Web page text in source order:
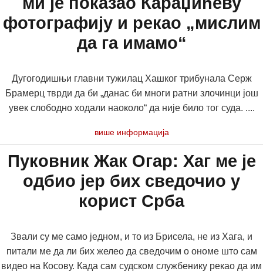
фотографију и рекао „мислим
да га имамо“
Дугогодишњи главни тужилац Хашког трибунала Серж
Брамерц тврди да би „данас би многи ратни злочинци још
увек слободно ходали наоколо“ да није било тог суда. ....
више информација
Пуковник Жак Огар: Хаг ме је
одбио јер бих сведочио у
корист Срба
Звали су ме само једном, и то из Брисела, не из Хага, и
питали ме да ли бих желео да сведочим о ономе што сам
видео на Косову. Када сам судском службенику рекао да им